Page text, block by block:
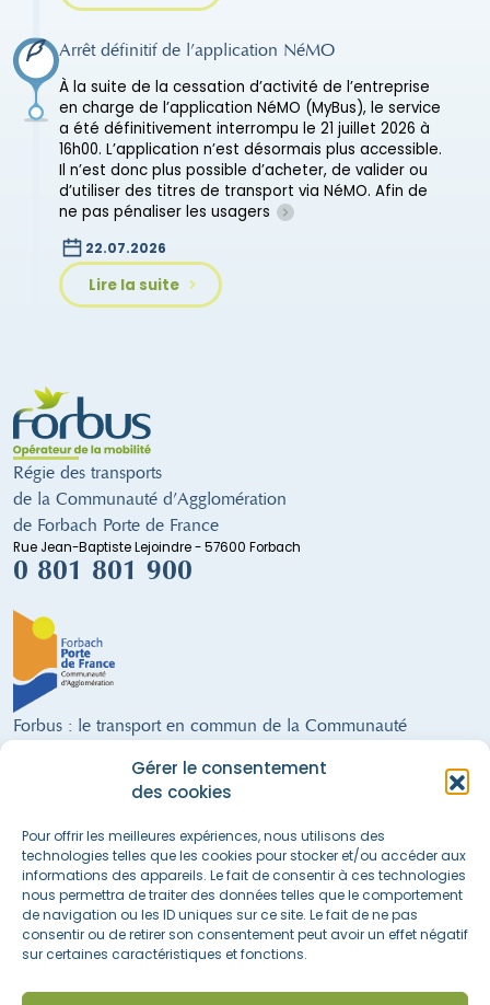
Gérer le consentement
des cookies
Pour offrir les meilleures expériences, nous utilisons des
technologies telles que les cookies pour stocker et/ou accéder aux
informations des appareils. Le fait de consentir à ces technologies
nous permettra de traiter des données telles que le comportement
de navigation ou les ID uniques sur ce site. Le fait de ne pas
consentir ou de retirer son consentement peut avoir un effet négatif
sur certaines caractéristiques et fonctions.
Arrêt définitif de l’application NéMO
À la suite de la cessation d’activité de l’entreprise
en charge de l’application NéMO (MyBus), le service
a été définitivement interrompu le 21 juillet 2026 à
16h00. L’application n’est désormais plus accessible.
Il n’est donc plus possible d’acheter, de valider ou
d’utiliser des titres de transport via NéMO. Afin de
ne pas pénaliser les usagers
Lire la suite
22.07.2026
Régie des transports
de la Communauté d’Agglomération
de Forbach Porte de France
Rue Jean-Baptiste Lejoindre - 57600 Forbach
0 801 801 900
Forbus : le transport en commun de la Communauté
9 lignes régulières · un service de Transport à la Demande · 300 arrêts ·
28 véhicules (dont 21 alimentés au GNV) · 68 salariés · 21 communes
FORBUS AU SERVICE DE LA MOBILITÉ DU TERRITOIRE !
Nous suivre sur les réseaux sociaux
Accès rapide